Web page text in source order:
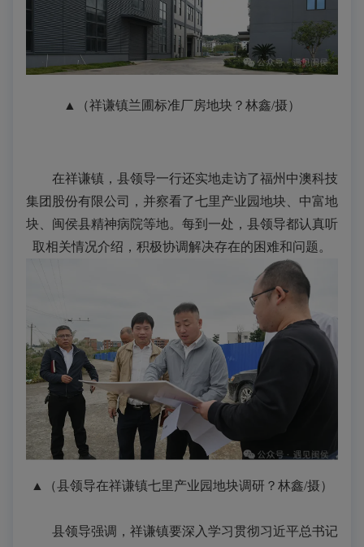
▲（祥谦镇兰圃标准厂房地块？林鑫/摄）
在祥谦镇，县领导一行还实地走访了福州中澳科技
集团股份有限公司，并察看了七里产业园地块、中富地
块、闽侯县精神病院等地。每到一处，县领导都认真听
取相关情况介绍，积极协调解决存在的困难和问题。
▲（县领导在祥谦镇七里产业园地块调研 ？林鑫/摄）
县领导强调，祥谦镇要深入学习贯彻习近平总书记